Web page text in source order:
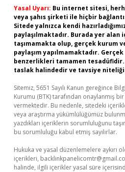
Yasal Uyarı: Bu internet sitesi,
veya şahıs şirketi ile hiçbir
Sitede yalnızca kendi
paylaşılmaktadır. Burada yer
taşımamakta olup, gerçek kurum
paylaşım yapılmamaktadır.
benzerlikleri tamamen
taslak halindedir ve tavsiye niteliği
Sitemiz, 5651 Sayılı Kanun gereğince
Kurumu (BTK) tarafından onaylanmış
vermektedir. Bu nedenle, sitedeki
veya araştırma yükümlülüğümüz
yazdıkları içeriklerin sorumluluğunu
bu sorumluluğu kabul etmiş sayılırlar.
Hukuka ve yasal düzenlemelere aykırı
içerikleri,
halinde, ilgili içerikler yasal süre